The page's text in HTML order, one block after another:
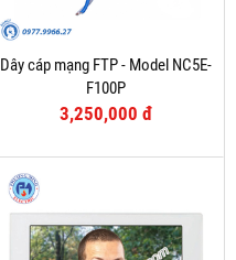
Dây cáp mạng FTP - Model NC5E-
F100P
3,250,000 đ